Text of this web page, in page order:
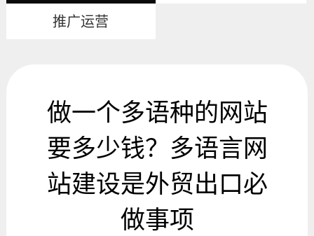
推广运营
做一个多语种的网站
要多少钱？多语言网
站建设是外贸出口必
做事项